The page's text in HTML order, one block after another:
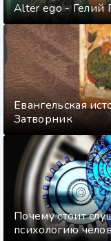
Alter ego - Гелий
Евангельская
Затворник
Почему стоит
психологию